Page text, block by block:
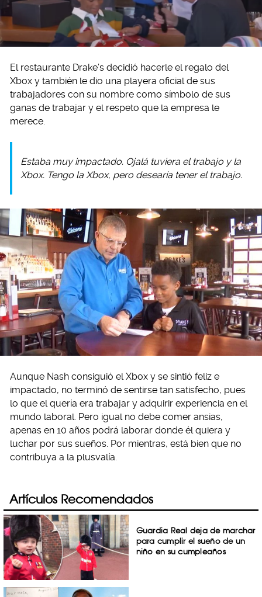
El restaurante Drake’s decidió hacerle el regalo del
Xbox y también le dio una playera oficial de sus
trabajadores con su nombre como símbolo de sus
ganas de trabajar y el respeto que la empresa le
merece.
Estaba muy impactado. Ojalá tuviera el trabajo y la
Xbox. Tengo la Xbox, pero desearía tener el trabajo.
Aunque Nash consiguió el Xbox y se sintió feliz e
impactado, no terminó de sentirse tan satisfecho, pues
lo que el quería era trabajar y adquirir experiencia en el
mundo laboral. Pero igual no debe comer ansias,
apenas en 10 años podrá laborar donde él quiera y
luchar por sus sueños. Por mientras, está bien que no
contribuya a la plusvalía.
Artículos Recomendados
Guardia Real deja de marchar
para cumplir el sueño de un
niño en su cumpleaños